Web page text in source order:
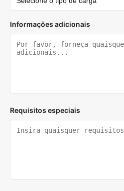
Informações adicionais
Requisitos especiais